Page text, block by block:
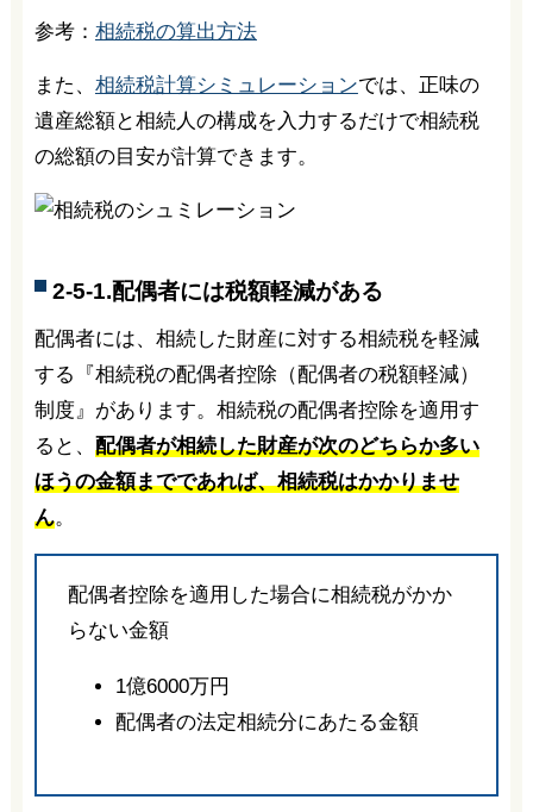
参考： 相続税の算出方法
また、 相続税計算シミュレーションでは、正味の
遺産総額と相続人の構成を入力するだけで相続税
の総額の目安が計算できます。
2-5-1.配偶者には税額軽減がある
配偶者には、相続した財産に対する相続税を軽減
する『相続税の配偶者控除（配偶者の税額軽減）
制度』があります。相続税の配偶者控除を適用す
ると、 配偶者が相続した財産が次のどちらか多い
ほうの金額までであれば、相続税はかかりませ
ん。
配偶者控除を適用した場合に相続税がかか
らない金額
1億6000万円
配偶者の法定相続分にあたる金額